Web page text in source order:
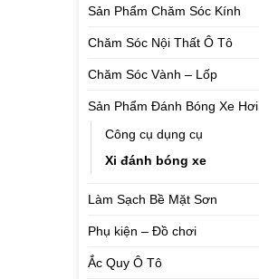
Sản Phẩm Chăm Sóc Kính
Chăm Sóc Nội Thất Ô Tô
Chăm Sóc Vành – Lốp
Sản Phẩm Đánh Bóng Xe Hơi
Công cụ dụng cụ
Xi đánh bóng xe
Làm Sạch Bề Mặt Sơn
Phụ kiện – Đồ chơi
Ắc Quy Ô Tô